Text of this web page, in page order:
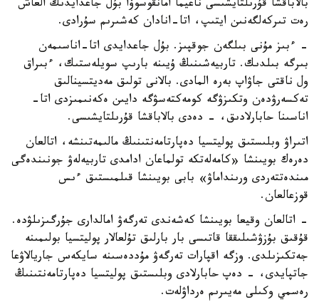
بالاباقشا قۇرىلتايشىسى ناعيما امانقوسوۆا بۇل جاعدايدىڭ العاش
رەت تىركەلگەنىن ايتىپ، اتا-انادان كەشىرىم سۇرادى.
- ءبىز مۇنى بىلگەن جوقپىز. بۇل جاعدايدى اتا-اناسىمەن
بىرگە بىلدىك. تاربيەشىنىڭ ۇيىنە بارىپ سويلەستىك، ءبىراق
ول ناقتى جاۋاپ بەرە المادى. بالانى تولىق مەديتسينالىق
تەكسەرۋدەن وتكىزۋگە كومەكتەسۋگە دايىن ەكەنىمىزدى اتا-
اناسىنا حابارلادىق، - دەدى بالاباقشا قۇرىلتايشىسى.
اتىراۋ وبلىستىق پوليتسيا دەپارتامەنتىنىڭ مالىمەتىنشە، اتالعان
دەرەك بويىنشا «كامەلەتكە تولماعان ادامدى تاربيەلەۋ جونىندەگى
مىندەتتەردى ورىنداماۋ» بابى بويىنشا قىلمىستىق ءىس
قوزعالعان.
- اتالعان وقيعا بويىنشا كەشەندى تەرگەۋ امالدارى جۇرگىزىلۋدە.
قۇقىق بۇزۋشىلىققا قاتىسى بار بارلىق تۇلعالار پوليتسيا بولىمىنە
جەتكىزىلدى. وزگە اقپارات تەرگەۋ مۇددەسىنە سايكەس جاريالاۋعا
جاتپايدى، - دەپ حابارلادى وبلىستىق پوليتسيا دەپارتامەنتىنىڭ
رەسمي وكىلى مەيىرىم ەرداۋلەت.